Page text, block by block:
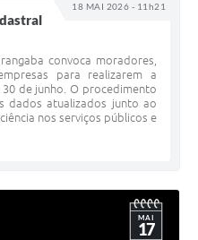
18 MAI 2026 - 11h21
convoca moradores,
para realizarem a
de junho. O procedimento
dados atualizados junto ao
nos serviços públicos e
MAI
17